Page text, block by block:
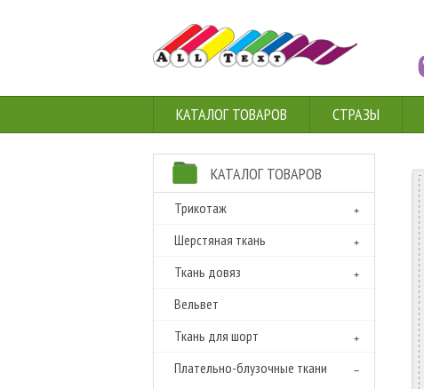
КАТАЛОГ ТОВАРОВ СТРАЗЫ
КАТАЛОГ ТОВАРОВ
Трикотаж
Шерстяная ткань
Ткань довяз
Вельвет
Ткань для шорт
Плательно-блузочные ткани